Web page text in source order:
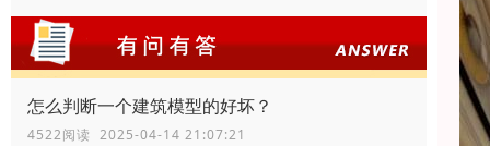
怎么判断一个建筑模型的好坏？
4522阅读 2025-04-14 21:07:21